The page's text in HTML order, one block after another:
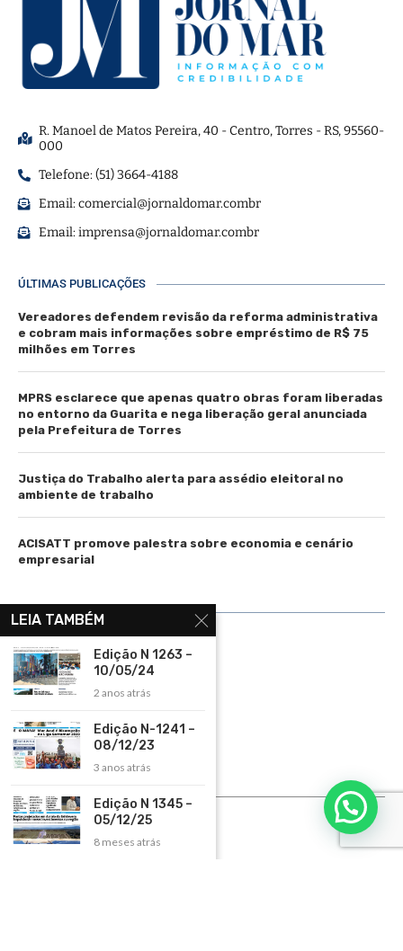
R. Manoel de Matos Pereira, 40 - Centro, Torres - RS, 95560-
000
Telefone: (51) 3664-4188
Email:comercial@jornaldomar.combr
Email:imprensa@jornaldomar.combr
ÚLTIMAS PUBLICAÇÕES
Vereadores defendem revisão da reforma administrativa
e cobram mais informações sobre empréstimo de R$ 75
milhões em Torres
MPRS esclarece que apenas quatro obras foram liberadas
no entorno da Guarita e nega liberação geral anunciada
pela Prefeitura de Torres
Justiça do Trabalho alerta para assédio eleitoral no
ambiente de trabalho
ACISATT promove palestra sobre economia e cenário
empresarial
LINKS ÚTEIS
Home
Assinar
Política de Privacidade
Rádio Maristela - Ao Vivo
ASSINE
ASSINE
LEIA TAMBÉM
Edição N 1263 –
10/05/24
2 anos atrás
Edição N-1241 –
08/12/23
3 anos atrás
Edição N 1345 –
05/12/25
8 meses atrás